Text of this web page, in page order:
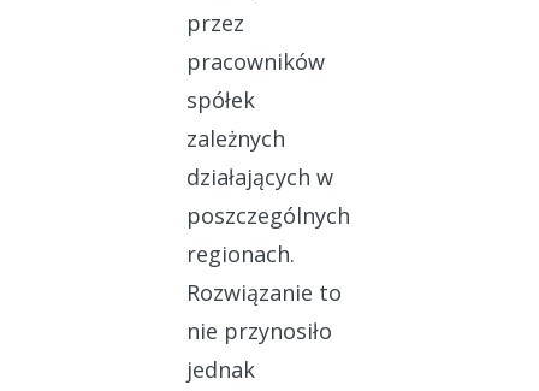
przez
pracowników
spółek
zależnych
działających w
poszczególnych
regionach.
Rozwiązanie to
nie przynosiło
jednak